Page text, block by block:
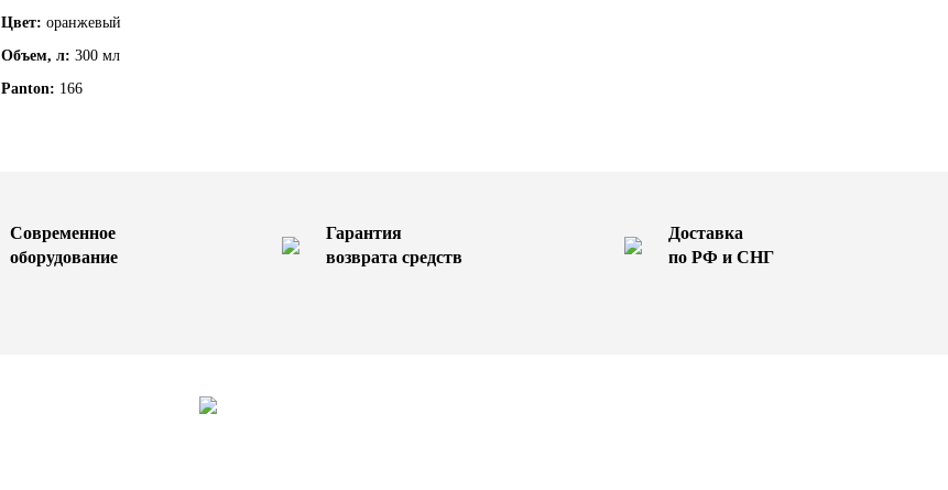
Цвет: оранжевый
Объем, л: 300 мл
Panton: 166
Современное
оборудование
Гарантия
возврата средств
Доставка
по РФ и СНГ